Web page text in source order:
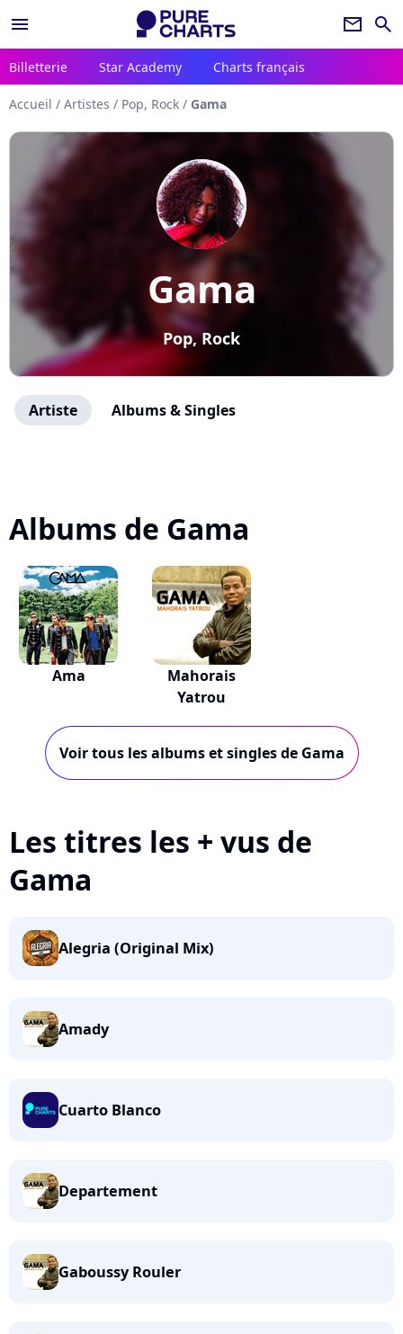
menu newsletter search
Billetterie Star Academy Charts français
Accueil / Artistes / Pop, Rock / Gama
Gama
Pop, Rock
Artiste Albums & Singles
Albums de Gama
Ama
Mahorais
Yatrou
Voir tous les albums et singles de Gama
Les titres les + vus de
Gama
Alegria (Original Mix)
Amady
Cuarto Blanco
Departement
Gaboussy Rouler